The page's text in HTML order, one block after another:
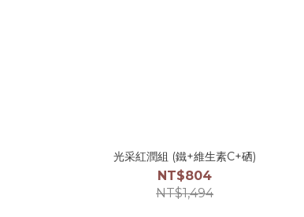
光采紅潤組 (鐵+維生素C+硒)
NT$804
NT$1,494